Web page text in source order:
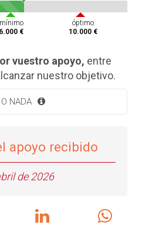
mínimo
6.000 €
óptimo
10.000 €
vuestro apoyo, entre
nuestro objetivo.
NADA
apoyo recibido
de 2026